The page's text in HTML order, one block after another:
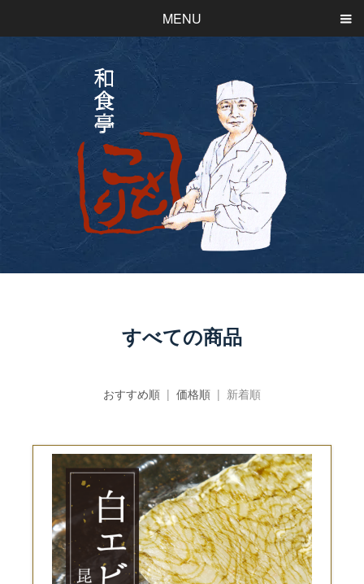
MENU
すべての商品
おすすめ順 | 価格順 | 新着順